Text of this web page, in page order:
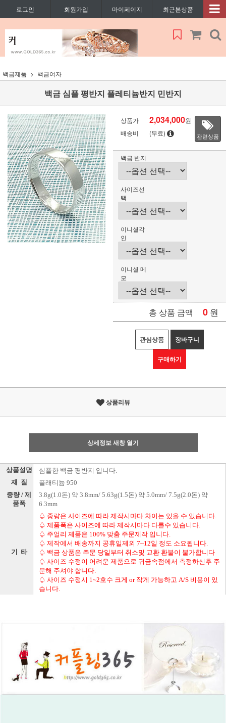
로그인 회원가입 마이페이지 최근본상품
백금제품 백금여자
백금 심플 평반지 플레티늄반지 민반지
상품가 2,034,000원
배송비
(무료) 관련상품
백금 반지
사이즈선
택
이니셜각
인
이니셜 메
모
총 상품 금액 0 원
관심상품 장바구니
구매하기
상품리뷰
상세정보 새창 열기
상품설명 심플한 백금 평반지 입니다.
재 질 플래티늄 950
중량 / 제
품폭
3.8g(1.0돈) 약 3.8mm/ 5.63g(1.5돈) 약 5.0mm/ 7.5g(2.0돈) 약
6.3mm
기 타
♤ 중량은 사이즈에 따라 제작시마다 차이는 있을 수 있습니다.
♤ 제품폭은 사이즈에 따라 제작시마다 다를수 있습니다.
♤ 주얼리 제품은 100% 맞춤 주문제작 입니다.
♤ 제작에서 배송까지 공휴일제외 7~12일 정도 소요됩니다.
♤ 백금 상품은 주문 당일부터 취소및 교환 환불이 불가합니다
♤ 사이즈 수정이 어려운 제품으로 귀금속점에서 측정하신후 주
문해 주셔야 합니다.
♤ 사이즈 수정시 1~2호수 크게 or 작게 가능하고 A/S 비용이 있
습니다.